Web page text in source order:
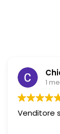
1
Venditore